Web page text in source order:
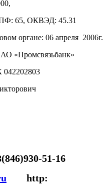
65, ОКВЭД: 45.31
органе: 06 апреля 2006г.
«Промсвязьбанк»
042202803
51-16
http: